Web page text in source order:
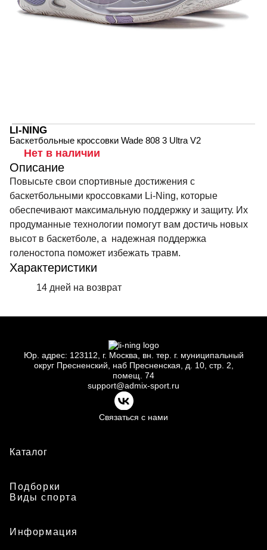
LI-NING
Баскетбольные кроссовки Wade 808 3 Ultra V2
Нет в наличии
Описание
Повысьте свои спортивные достижения с
баскетбольными кроссовками Li-Ning, которые
обеспечивают максимальную поддержку и защиту. Их
продуманные технологии помогут вам достичь новых
высот в баскетболе, а надежная поддержка
голеностопа поможет избежать травм.
Характеристики
14 дней на возврат
Юр. адрес: 123112, г. Москва, вн. тер. г. муниципальный
округ Пресненский, наб Пресненская, д. 10, стр. 2,
помещ. 74
support@admix-sport.ru
Связаться с нами
Каталог
Подборки
Виды спорта
Информация